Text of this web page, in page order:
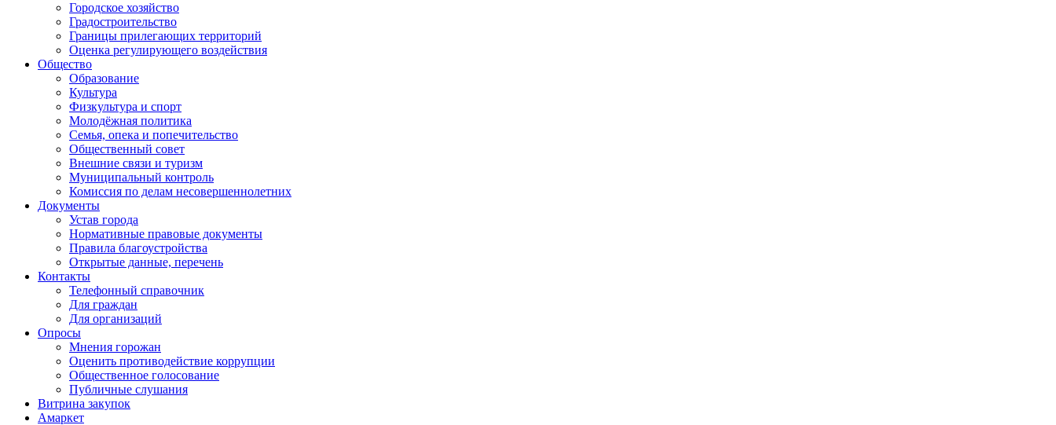
Городское хозяйство
Градостроительство
Границы прилегающих территорий
Оценка регулирующего воздействия
Общество
Образование
Культура
Физкультура и спорт
Молодёжная политика
Семья, опека и попечительство
Общественный совет
Внешние связи и туризм
Муниципальный контроль
Комиссия по делам несовершеннолетних
Документы
Устав города
Нормативные правовые документы
Правила благоустройства
Открытые данные, перечень
Контакты
Телефонный справочник
Для граждан
Для организаций
Опросы
Мнения горожан
Оценить противодействие коррупции
Общественное голосование
Публичные слушания
Витрина закупок
Амаркет